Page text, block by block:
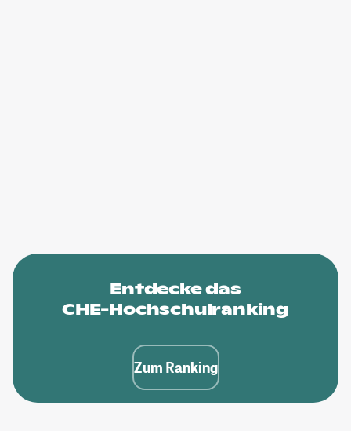
Entdecke das
CHE-Hochschulranking
Zum Ranking